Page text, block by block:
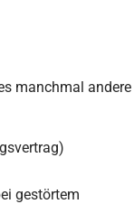
manchmal andere
gestörtem